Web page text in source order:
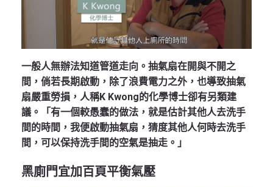
一般人無辦法知道管道走向。抽氣扇在開與不開之
間，倘若長期啟動，除了浪費電力之外，也導致抽氣
扇嚴重勞損，人稱K Kwong的化學博士卻有另類建
議。「有一個較愚蠢的做法，就是估計其他人去洗手
間的時間，我便啟動抽氣扇，猜度其他人何時去洗手
間，可以保持洗手間的空氣是抽走。」
黑廁門宜加百頁平衡氣壓